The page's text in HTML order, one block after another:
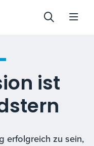
ist
erfolgreich zu sein,